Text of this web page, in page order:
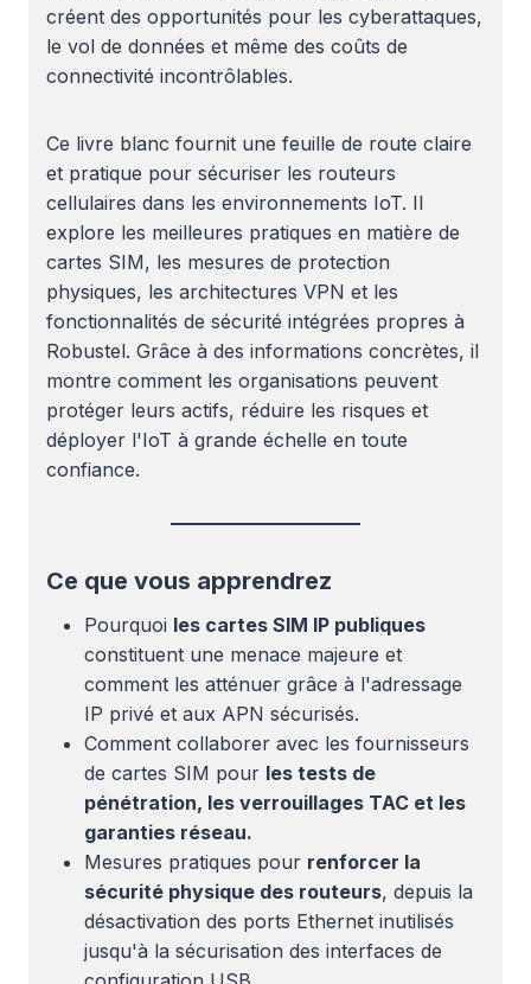
créent des opportunités pour les cyberattaques,
le vol de données et même des coûts de
connectivité incontrôlables.
Ce livre blanc fournit une feuille de route claire
et pratique pour sécuriser les routeurs
cellulaires dans les environnements IoT. Il
explore les meilleures pratiques en matière de
cartes SIM, les mesures de protection
physiques, les architectures VPN et les
fonctionnalités de sécurité intégrées propres à
Robustel. Grâce à des informations concrètes, il
montre comment les organisations peuvent
protéger leurs actifs, réduire les risques et
déployer l'IoT à grande échelle en toute
confiance.
Ce que vous apprendrez
Pourquoi les cartes SIM IP publiques
constituent une menace majeure et
comment les atténuer grâce à l'adressage
IP privé et aux APN sécurisés.
Comment collaborer avec les fournisseurs
de cartes SIM pour les tests de
pénétration, les verrouillages TAC et les
garanties réseau.
Mesures pratiques pour renforcer la
sécurité physique des routeurs, depuis la
désactivation des ports Ethernet inutilisés
jusqu'à la sécurisation des interfaces de